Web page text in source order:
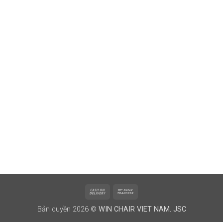
Cash
Delivery
Bản quyền 2026 © WIN CHAIR VIET NAM. JSC